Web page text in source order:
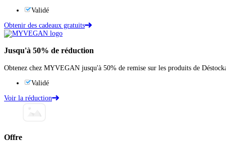
Validé
Obtenir des cadeaux gratuits
Jusqu'à 50% de réduction
Obtenez chez MYVEGAN jusqu'à 50% de remise sur les produits de
Validé
Voir la réduction
Offre